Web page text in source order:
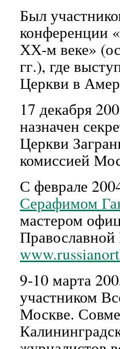
Был
конференции
ХХ-м веке»
гг.), где
Церкви в
17 декабря
назначен
Церкви
комиссией
С феврале
Серафимом
мастером
9-10 марта
участником
Москве.